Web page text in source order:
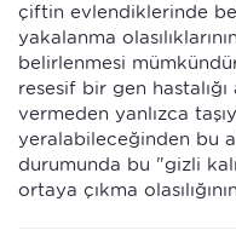
çiftin evlendiklerinde
yakalanma
belirlenmesi
resesif bir gen
vermeden yanlızca
yeralabileceğinden bu
durumunda bu "gizli
ortaya çıkma